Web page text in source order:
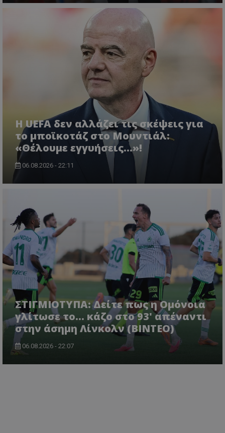
Η UEFA δεν αλλάζει τις σκέψεις για
το μποϊκοτάζ στο Μουντιάλ:
«Θέλουμε εγγυήσεις...»!
06.08.2026 - 22:11
ΣΤΙΓΜΙΟΤΥΠΑ: Δείτε πως η Ομόνοια
γλίτωσε το... κάζο στο 93' απέναντι
στην άσημη Λίνκολν (ΒΙΝΤΕΟ)
06.08.2026 - 22:07